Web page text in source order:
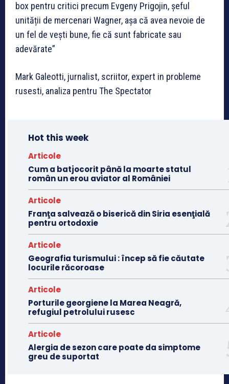
box pentru critici precum Evgeny Prigojin, șeful
unității de mercenari Wagner, așa că avea nevoie de
un fel de vești bune, fie că sunt fabricate sau
adevărate”
Mark Galeotti, jurnalist, scriitor, expert in probleme
rusesti, analiza pentru The Spectator
Hot this week
Articole
Cum a batjocorit până la moarte statul
român un erou aviator al României
Articole
Franţa salvează o biserică din Siria esenţială
pentru ortodoxie
Articole
Geografia turismului : încep să fie căutate
locurile răcoroase
Articole
Porturile georgiene la Marea Neagră,
refugiul petrolului rusesc
Articole
Alergia de sezon care poate da simptome
greu de suportat